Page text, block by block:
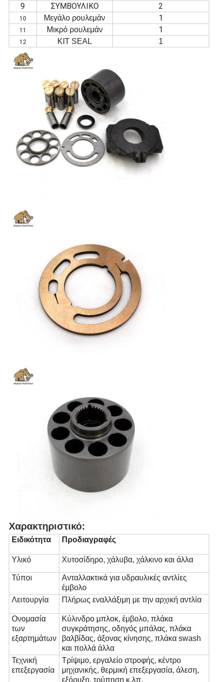
9
ΣΥΜΒΟΥΛΙΚΟ 2
10 Μεγάλο ρουλεμάν 1
11 Μικρό ρουλεμάν 1
12 ΚΙΤ SEAL 1
Χαρακτηριστικό:
Ειδικότητα Προδιαγραφές
Υλικό Χυτοσίδηρο, χάλυβα, χάλκινο και άλλα
Τύποι
Ανταλλακτικά για υδραυλικές αντλίες
έμβολο
Λειτουργία
Πλήρως εναλλάξιμη με την αρχική αντλία
Ονομασία
των
εξαρτημάτων
Κύλινδρο μπλοκ, έμβολο, πλάκα
συγκράτησης, οδηγός μπάλας, πλάκα
βαλβίδας, άξονας κίνησης, πλάκα swash
και πολλά άλλα
Τεχνική
επεξεργασία
Τρίψιμο, εργαλείο στροφής, κέντρο
μηχανικής, θερμική επεξεργασία, άλεση,
εξόρυξη, τρύπηση κ.λπ.